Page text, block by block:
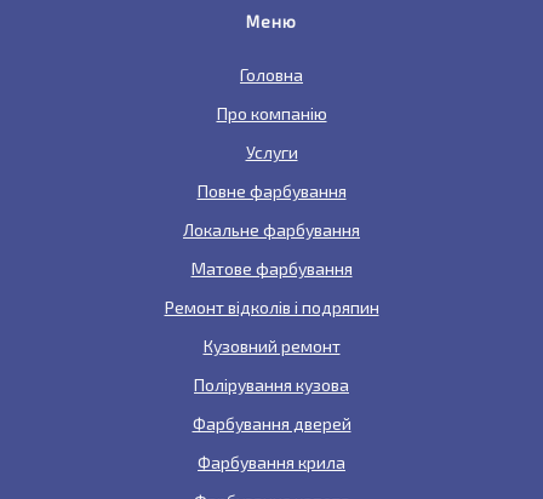
Меню
Головна
Про компанію
Услуги
Повне фарбування
Локальне фарбування
Матове фарбування
Ремонт відколів і подряпин
Кузовний ремонт
Полірування кузова
Фарбування дверей
Фарбування крила